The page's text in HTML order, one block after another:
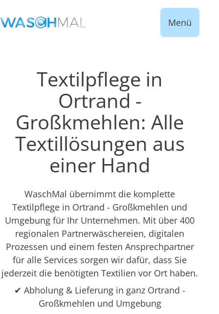
Menü
Textilpflege in
Ortrand -
Großkmehlen: Alle
Textillösungen aus
einer Hand
WaschMal übernimmt die komplette
Textilpflege in Ortrand - Großkmehlen und
Umgebung für Ihr Unternehmen. Mit über 400
regionalen Partnerwäschereien, digitalen
Prozessen und einem festen Ansprechpartner
für alle Services sorgen wir dafür, dass Sie
jederzeit die benötigten Textilien vor Ort haben.
✔ Abholung & Lieferung in ganz Ortrand -
Großkmehlen und Umgebung